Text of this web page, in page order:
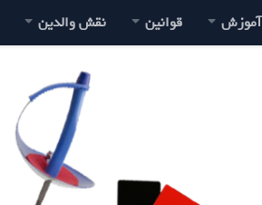
آموزش قوانین نقش والدین